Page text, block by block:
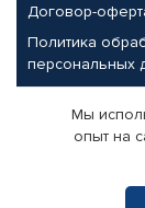
Договор-
Политика
персональных
Партнерам
Поставщикам
Мы
опыт на